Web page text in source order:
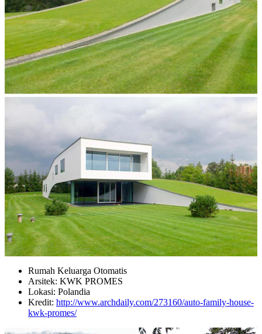
Rumah Keluarga Otomatis
Arsitek: KWK PROMES
Lokasi: Polandia
Kredit: http://www.archdaily.com/273160/auto-family-house-
kwk-promes/